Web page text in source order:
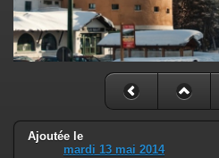
Ajoutée le
mardi 13 mai 2014